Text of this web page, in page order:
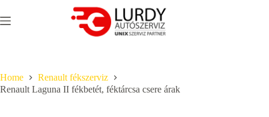
to
content
Home
Renault fékszerviz
Renault Laguna II fékbetét, féktárcsa csere árak